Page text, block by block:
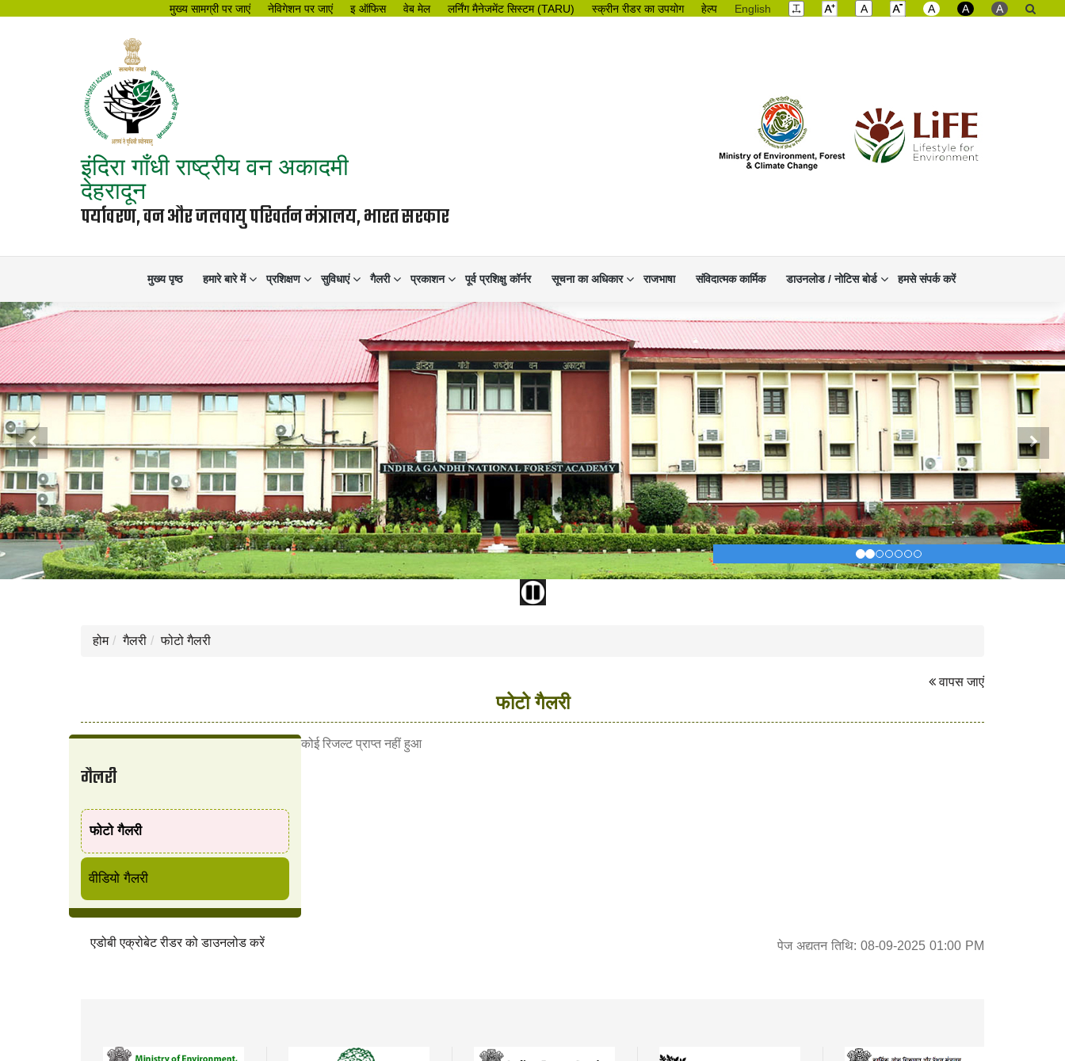
मुख्य सामग्री पर जाएं नेविगेशन पर जाएं इ ऑफिस वेब मेल लर्निंग मैनेजमेंट सिस्टम (TARU) स्क्रीन रीडर का उपयोग हेल्प English A A A A
इंदिरा गाँधी राष्ट्रीय वन अकादमी
देहरादून
पर्यावरण, वन और जलवायु परिवर्तन मंत्रालय, भारत सरकार
मुख्य पृष्ठ हमारे बारे में प्रशिक्षण सुविधाएं गैलरी प्रकाशन पूर्व प्रशिक्षु कॉर्नर सूचना का अधिकार राजभाषा संविदात्मक कार्मिक डाउनलोड / नोटिस बोर्ड हमसे संपर्क करें
होम गैलरी फोटो गैलरी
वापस जाएं
फोटो गैलरी
गैलरी
फोटो गैलरी
वीडियो गैलरी
कोई रिजल्ट प्राप्त नहीं हुआ
एडोबी एक्रोबेट रीडर को डाउनलोड करें पेज अद्यतन तिथि: 08-09-2025 01:00 PM